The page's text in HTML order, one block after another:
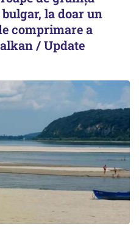
la doar un
comprimare a
/ Update